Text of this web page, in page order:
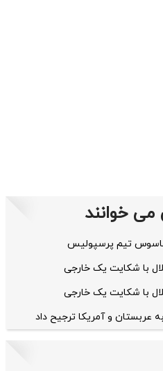
می خوانند
تیم پرسپولیس
با شکایت یک خارجی
با شکایت یک خارجی
عربستان و آمریکا ترجیح داد